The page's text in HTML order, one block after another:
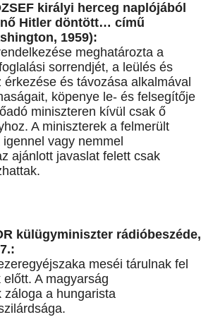
királyi herceg naplójából
Hitler döntött… című
1959):
meghatározta a
sorrendjét, a leülés és
és távozása alkalmával
köpenye le- és felsegítője
miniszteren kívül csak ő
A miniszterek a felmerült
vagy nemmel
ajánlott javaslat felett csak
külügyminiszter rádióbeszéde,
meséi tárulnak fel
A magyarság
záloga a hungarista